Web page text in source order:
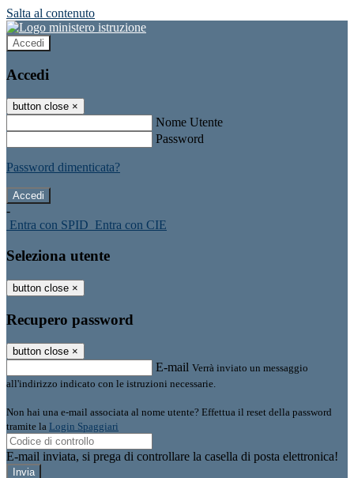
Salta al contenuto
Accedi
Accedi
button close ×
Nome Utente
Password
Password dimenticata?
-
Entra con SPID Entra con CIE
Seleziona utente
button close ×
Recupero password
button close ×
E-mail Verrà inviato un messaggio
all'indirizzo indicato con le istruzioni necessarie.
Non hai una e-mail associata al nome utente? Effettua il reset della password
tramite la Login Spaggiari
E-mail inviata, si prega di controllare la casella di posta elettronica!